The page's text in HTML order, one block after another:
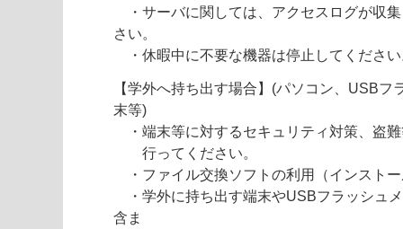
・サーバに関しては、アクセスログが収
さい。
・休暇中に不要な機器は停止してくださ
【学外へ持ち出す場合】(パソコン、USB
末等)
・端末等に対するセキュリティ対策、盗
行ってください。
・ファイル交換ソフトの利用（インスト
・学外に持ち出す端末やUSBフラッシュ
含ま